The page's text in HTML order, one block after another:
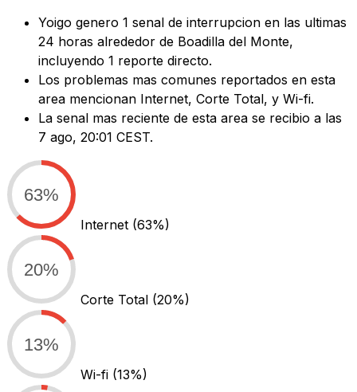
Yoigo genero 1 senal de interrupcion en las ultimas
24 horas alrededor de Boadilla del Monte,
incluyendo 1 reporte directo.
Los problemas mas comunes reportados en esta
area mencionan Internet, Corte Total, y Wi-fi.
La senal mas reciente de esta area se recibio a las
7 ago, 20:01 CEST.
63%
Internet (63%)
20%
Corte Total (20%)
13%
Wi-fi (13%)